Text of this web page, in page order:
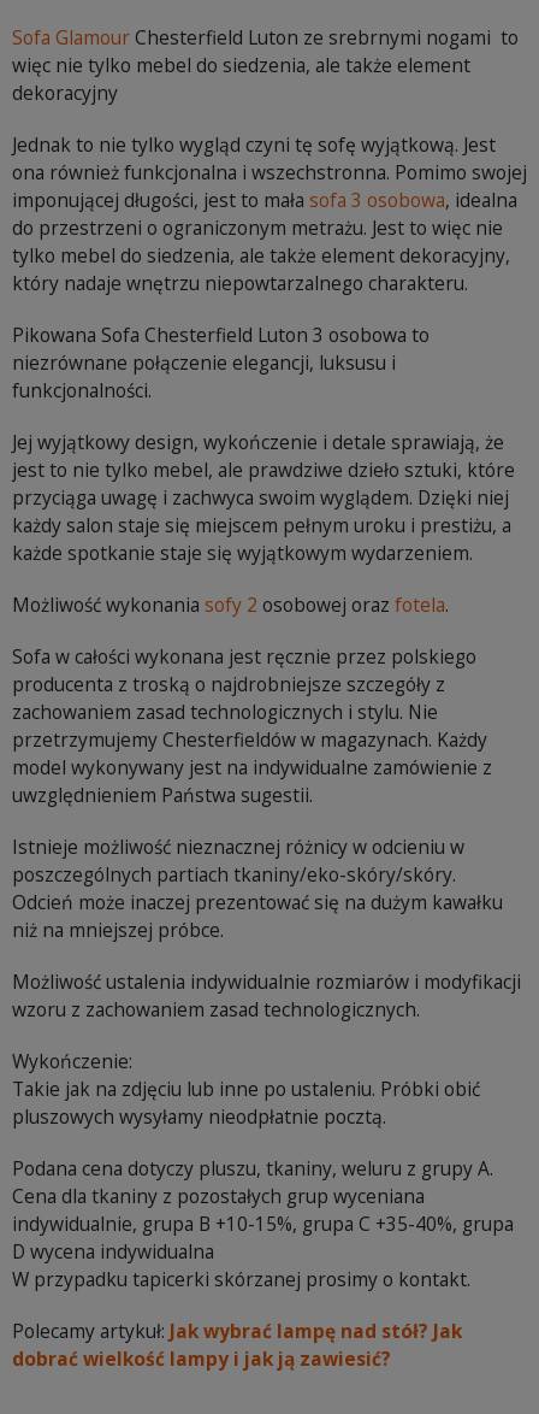
Sofa Glamour Chesterfield Luton ze srebrnymi nogami to
więc nie tylko mebel do siedzenia, ale także element
dekoracyjny
Jednak to nie tylko wygląd czyni tę sofę wyjątkową. Jest
ona również funkcjonalna i wszechstronna. Pomimo swojej
imponującej długości, jest to mała sofa 3 osobowa, idealna
do przestrzeni o ograniczonym metrażu. Jest to więc nie
tylko mebel do siedzenia, ale także element dekoracyjny,
który nadaje wnętrzu niepowtarzalnego charakteru.
Pikowana Sofa Chesterfield Luton 3 osobowa to
niezrównane połączenie elegancji, luksusu i
funkcjonalności.
Jej wyjątkowy design, wykończenie i detale sprawiają, że
jest to nie tylko mebel, ale prawdziwe dzieło sztuki, które
przyciąga uwagę i zachwyca swoim wyglądem. Dzięki niej
każdy salon staje się miejscem pełnym uroku i prestiżu, a
każde spotkanie staje się wyjątkowym wydarzeniem.
Możliwość wykonania sofy 2 osobowej oraz fotela.
Sofa w całości wykonana jest ręcznie przez polskiego
producenta z troską o najdrobniejsze szczegóły z
zachowaniem zasad technologicznych i stylu. Nie
przetrzymujemy Chesterfieldów w magazynach. Każdy
model wykonywany jest na indywidualne zamówienie z
uwzględnieniem Państwa sugestii.
Istnieje możliwość nieznacznej różnicy w odcieniu w
poszczególnych partiach tkaniny/eko-skóry/skóry.
Odcień może inaczej prezentować się na dużym kawałku
niż na mniejszej próbce.
Możliwość ustalenia indywidualnie rozmiarów i modyfikacji
wzoru z zachowaniem zasad technologicznych.
Wykończenie:
Takie jak na zdjęciu lub inne po ustaleniu. Próbki obić
pluszowych wysyłamy nieodpłatnie pocztą.
Podana cena dotyczy pluszu, tkaniny, weluru z grupy A.
Cena dla tkaniny z pozostałych grup wyceniana
indywidualnie, grupa B +10-15%, grupa C +35-40%, grupa
D wycena indywidualna
W przypadku tapicerki skórzanej prosimy o kontakt.
Polecamy artykuł: Jak wybrać lampę nad stół? Jak
dobrać wielkość lampy i jak ją zawiesić?